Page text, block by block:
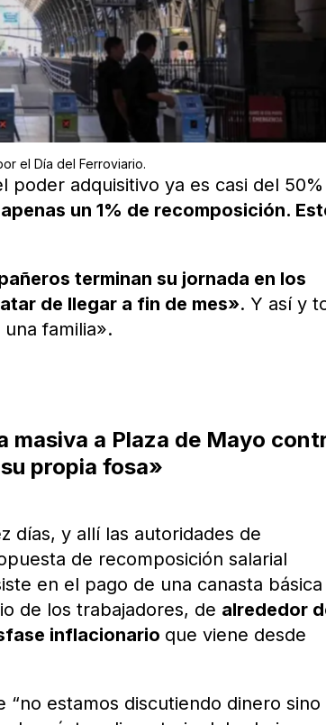
el Día del Ferroviario.
poder adquisitivo ya es casi del
un 1% de recomposición.
terminan su jornada en los
de llegar a fin de mes». Y así y
familia».
masiva a Plaza de Mayo
propia fosa»
días, y allí las autoridades de
de recomposición salarial
en el pago de una canasta básica
de los trabajadores, de alrededor
inflacionario que viene desde
estamos discutiendo dinero sino